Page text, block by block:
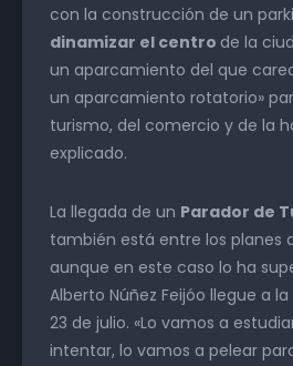
con la construcción de un
dinamizar el centro de la
un aparcamiento del que
un aparcamiento rotatorio»
turismo, del comercio y de la
explicado.
La llegada de un Parador de
también está entre los planes
aunque en este caso lo ha
Alberto Núñez Feijóo llegue a
23 de julio. «Lo vamos a
intentar, lo vamos a pelear